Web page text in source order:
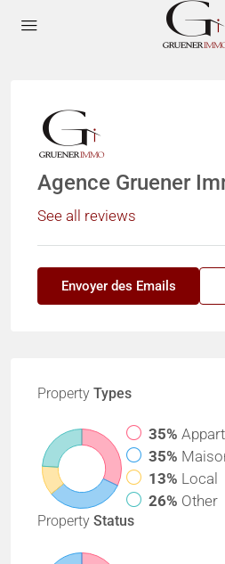
Agence Gruener
See all reviews
Envoyer des Emails
Property Types
35%
35%
13% Local
26% Other
Property Status